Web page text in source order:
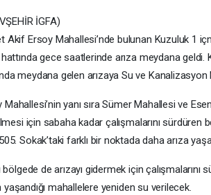
İGFA)
Akif Ersoy Mahallesi’nde bulunan Kuzuluk 1
gece saatlerinde arıza meydana
meydana gelen arızaya Su ve
yanı sıra Sümer Mahallesi ve
için sabaha kadar çalışmalarını sürdüren
Sokak’taki farklı bir noktada daha arıza
de arızayı gidermek için çalışmalarını
mahallelere yeniden su verilecek.